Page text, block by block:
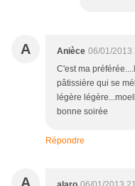
A Anièce 06/01/2013
C'est ma
pâtissière qui se
légère
bonne soirée
Répondre
A